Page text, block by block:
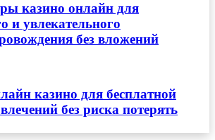
казино онлайн для
и увлекательного
без вложений
казино для бесплатной
без риска потерять